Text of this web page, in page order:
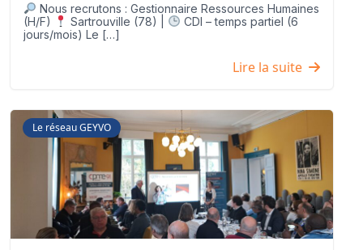
Nous recrutons : Gestionnaire Ressources Humaines
(H/F)
Sartrouville (78) |
CDI – temps partiel (6
jours/mois) Le […]
Lire la suite
Le réseau GEYVO